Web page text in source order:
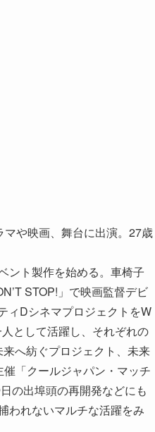
や映画、舞台に出演。27歳
ント製作を始める。車椅子
STOP!」で映画監督デビ
ィDシネマプロジェクトをW
として活躍し、それぞれの
へ紡ぐプロジェクト、未来
「クールジャパン・マッチ
の出埠頭の再開発などにも
われないマルチな活躍をみ